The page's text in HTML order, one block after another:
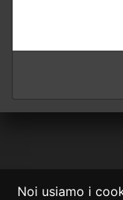
Noi usiamo i